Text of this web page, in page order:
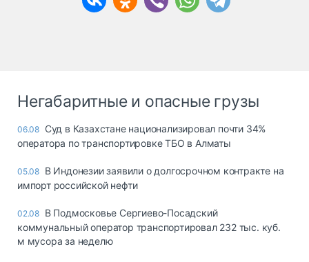
Негабаритные и опасные грузы
06.08 Суд в Казахстане национализировал почти 34%
оператора по транспортировке ТБО в Алматы
05.08 В Индонезии заявили о долгосрочном контракте на
импорт российской нефти
02.08 В Подмосковье Сергиево-Посадский
коммунальный оператор транспортировал 232 тыс. куб.
м мусора за неделю